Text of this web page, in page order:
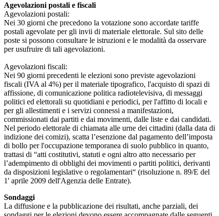
Agevolazioni postali e fiscali
Agevolazioni postali:
Nei 30 giorni che precedono la votazione sono accordate tariffe
postali agevolate per gli invii di materiale elettorale. Sul sito delle
poste si possono consultare le istruzioni e le modalità da osservare
per usufruire di tali agevolazioni.
Agevolazioni fiscali:
Nei 90 giorni precedenti le elezioni sono previste agevolazioni
fiscali (IVA al 4%) per il materiale tipografico, l'acquisto di spazi di
affissione, di comunicazione politica radiotelevisiva, di messaggi
politici ed elettorali su quotidiani e periodici, per l'affitto di locali e
per gli allestimenti e i servizi connessi a manifestazioni,
commissionati dai partiti e dai movimenti, dalle liste e dai candidati.
Nel periodo elettorale di chiamata alle urne dei cittadini (dalla data di
indizione dei comizi), scatta l’esenzione dal pagamento dell’imposta
di bollo per l'occupazione temporanea di suolo pubblico in quanto,
trattasi di “atti costitutivi, statuti e ogni altro atto necessario per
l’adempimento di obblighi dei movimenti o partiti politici, derivanti
da disposizioni legislative o regolamentari“ (risoluzione n. 89/E del
1' aprile 2009 dell'Agenzia delle Entrate).
Sondaggi
La diffusione e la pubblicazione dei risultati, anche parziali, dei